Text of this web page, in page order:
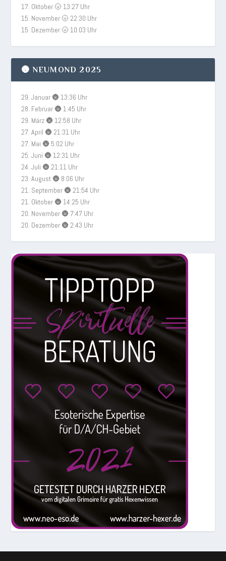
17. Oktober 🌝 13:27 Uhr
15. November 🌝 22:30 Uhr
15. Dezember 🌝 10:03 Uhr
🌚 NEUMOND 2025
29. Januar 🌚 13:36 Uhr
28. Februar 🌚 1:45 Uhr
29. März 🌚 12:58 Uhr
27. April 🌚 21:31 Uhr
27. Mai 🌚 5:02 Uhr
25. Juni 🌚 12:31 Uhr
24. Juli 🌚 21:11 Uhr
23. August 🌚 8:06 Uhr
21. September 🌚 21:54 Uhr
21. Oktober 🌚 14:25 Uhr
20. November 🌚 7:47 Uhr
20. Dezember 🌚 2:43 Uhr